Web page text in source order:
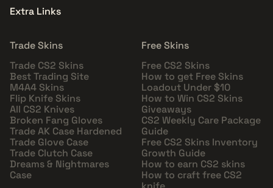
Extra Links
Trade Skins
Trade CS2 Skins
Best Trading Site
M4A4 Skins
Flip Knife Skins
All CS2 Knives
Broken Fang Gloves
Trade AK Case Hardened
Trade Glove Case
Trade Clutch Case
Dreams & Nightmares
Case
Free Skins
Free CS2 Skins
How to get Free Skins
Loadout Under $10
How to Win CS2 Skins
Giveaways
CS2 Weekly Care Package
Guide
Free CS2 Skins Inventory
Growth Guide
How to earn CS2 skins
How to craft free CS2